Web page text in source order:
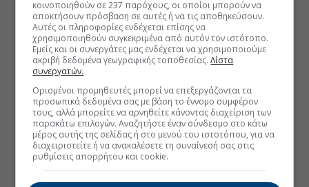
κοινοποιηθούν σε 237 παρόχους, οι οποίοι μπορούν να
αποκτήσουν πρόσβαση σε αυτές ή να τις αποθηκεύσουν.
Αυτές οι πληροφορίες ενδέχεται επίσης να
χρησιμοποιηθούν συγκεκριμένα από αυτόν τον ιστότοπο.
Εμείς και οι συνεργάτες μας ενδέχεται να χρησιμοποιούμε
ακριβή δεδομένα γεωγραφικής τοποθεσίας.Λίστα
συνεργατών.
Ορισμένοι προμηθευτές μπορεί να επεξεργάζονται τα
προσωπικά δεδομένα σας με βάση το έννομο συμφέρον
τους, αλλά μπορείτε να αρνηθείτε κάνοντας διαχείριση των
παρακάτω επιλογών. Αναζητήστε έναν σύνδεσμο στο κάτω
μέρος αυτής της σελίδας ή στο μενού του ιστοτόπου, για να
διαχειριστείτε ή να ανακαλέσετε τη συναίνεσή σας στις
ρυθμίσεις απορρήτου και cookie.